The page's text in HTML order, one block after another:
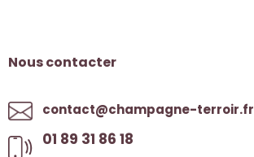
Nous contacter
contact@champagne-terroir.fr
01 89 31 86 18